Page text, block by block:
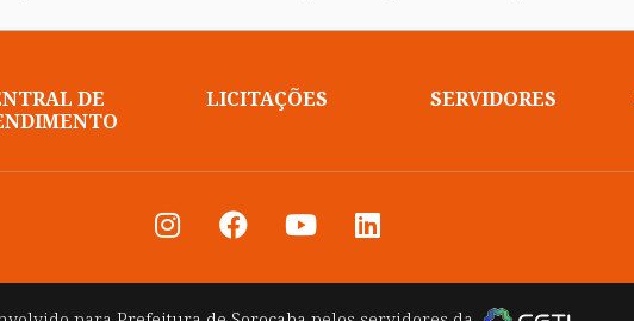
DE
LICITAÇÕES SERVIDORES